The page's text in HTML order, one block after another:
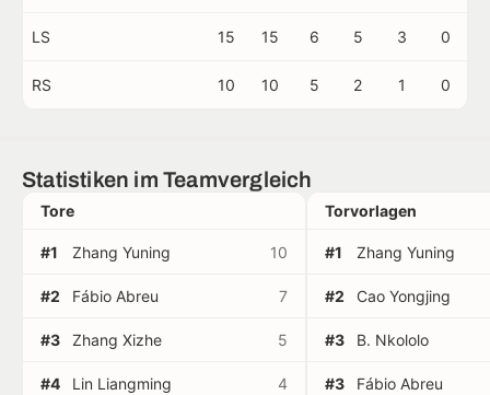
LS 15 15 6 5 3 0
RS 10 10 5 2 1 0
Statistiken im Teamvergleich
Tore
#1 Zhang Yuning 10
#2 Fábio Abreu 7
#3 Zhang Xizhe 5
#4 Lin Liangming 4
Torvorlagen
#1 Zhang Yuning
#2 Cao Yongjing
#3 B. Nkololo
#3 Fábio Abreu